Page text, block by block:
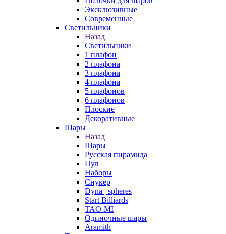
Эксклюзивные
Современные
Светильники
Назад
Светильники
1 плафон
2 плафона
3 плафона
4 плафона
5 плафонов
6 плафонов
Плоские
Декоративные
Шары
Назад
Шары
Русская пирамида
Пул
Наборы
Снукер
Dyna | spheres
Start Billiards
TAO-MI
Одиночные шары
Aramith